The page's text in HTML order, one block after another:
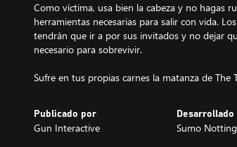
Como víctima, usa bien la cabeza y no hagas
herramientas necesarias para salir con vida.
tendrán que ir a por sus invitados y no dejar
necesario para sobrevivir.
Sufre en tus propias carnes la matanza de The
Publicado por
Gun Interactive
Desarrollado
Sumo